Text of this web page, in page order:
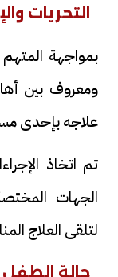
التحريات
بمواجهة
ومعروف بين
علاجه بإحدى
تم اتخاذ
الجهات
لتلقى العلاج
حالة الطفل